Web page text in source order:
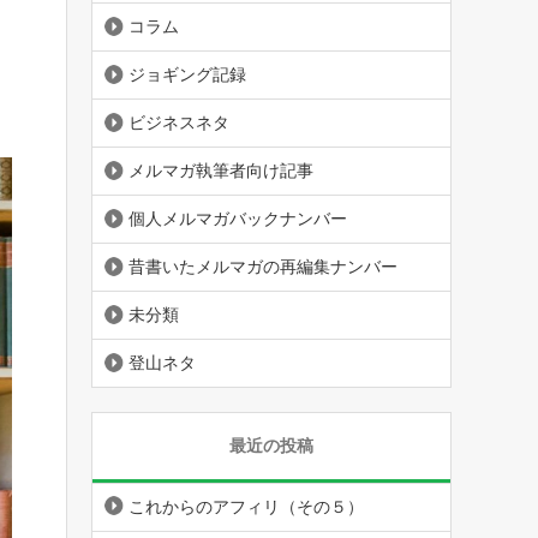
コラム
ジョギング記録
ビジネスネタ
メルマガ執筆者向け記事
個人メルマガバックナンバー
昔書いたメルマガの再編集ナンバー
未分類
登山ネタ
最近の投稿
これからのアフィリ（その５）